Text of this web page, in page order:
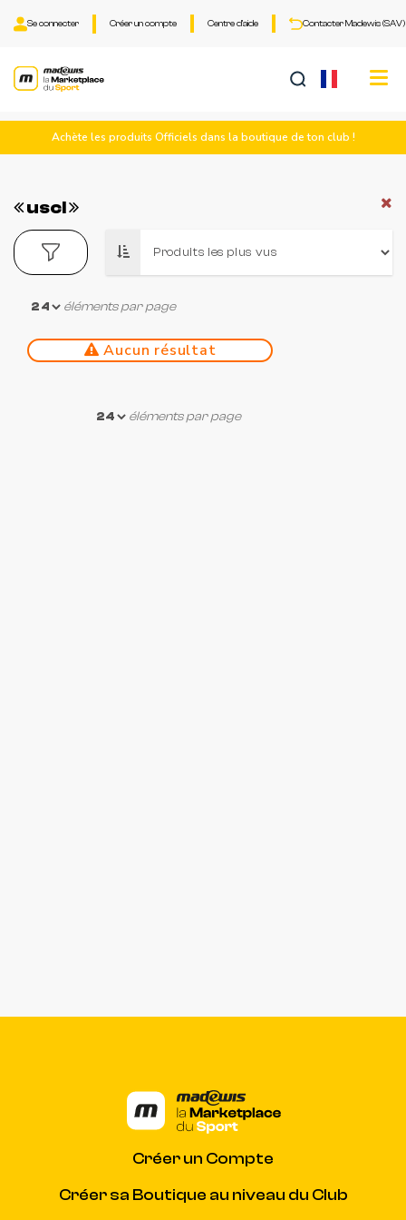
Centre d'aide Contacter Madewis (SAV)
Créer un compte
Se connecter
Achète les produits Officiels dans la boutique de ton club !
uscl
éléments par page
Aucun résultat
éléments par page
Créer un Compte
Créer sa Boutique au niveau du Club